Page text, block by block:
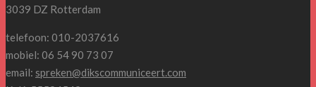
3039 DZ Rotterdam
telefoon: 010-2037616
mobiel: 06 54 90 73 07
email: spreken@dikscommuniceert.com